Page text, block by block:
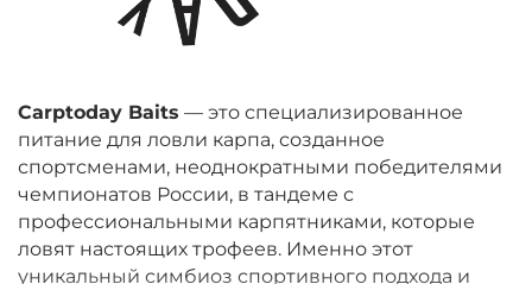
Carptoday Baits — это специализированное
питание для ловли карпа, созданное
спортсменами, неоднократными победителями
чемпионатов России, в тандеме с
профессиональными карпятниками, которые
ловят настоящих трофеев. Именно этот
уникальный симбиоз спортивного подхода и